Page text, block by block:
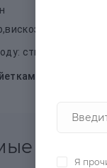
стирать при
Бабочка XL
товары
Я